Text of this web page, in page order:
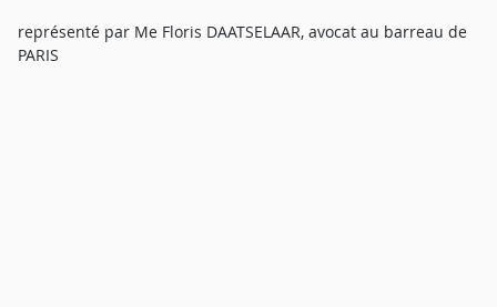
représenté par Me Floris DAATSELAAR, avocat au barreau de
PARIS